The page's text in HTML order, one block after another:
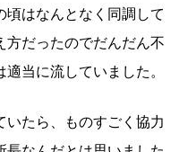
頃はなんとなく同調して
方だったのでだんだん不
当に流していました。
いたら、ものすごく協力